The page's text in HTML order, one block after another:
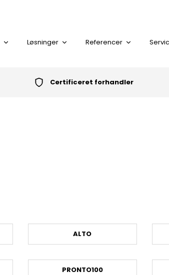
Løsninger Referencer
Certificeret forhandler
ALTO
PRONTO100